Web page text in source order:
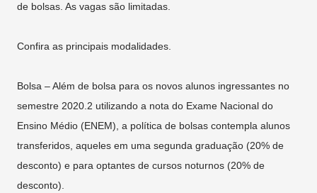
de bolsas. As vagas são limitadas.
Confira as principais modalidades.
Bolsa – Além de bolsa para os novos alunos ingressantes no
semestre 2020.2 utilizando a nota do Exame Nacional do
Ensino Médio (ENEM), a política de bolsas contempla alunos
transferidos, aqueles em uma segunda graduação (20% de
desconto) e para optantes de cursos noturnos (20% de
desconto).